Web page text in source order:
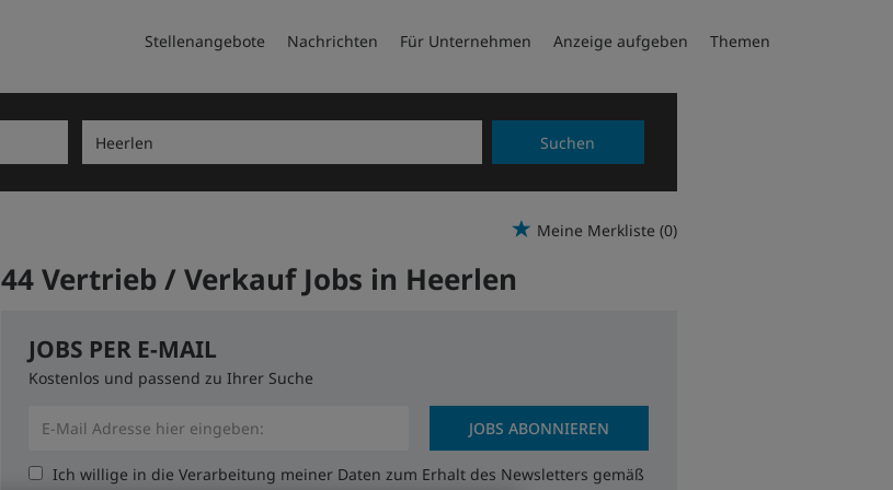
Stellenangebote Nachrichten Für Unternehmen Anzeige aufgeben Themen
Suchen
Meine Merkliste (0)
44 Vertrieb / Verkauf Jobs in Heerlen
JOBS PER E-MAIL
Kostenlos und passend zu Ihrer Suche
JOBS ABONNIEREN
Ich willige in die Verarbeitung meiner Daten zum Erhalt des Newsletters gemäß